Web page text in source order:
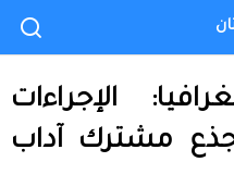
الإجراءات
– جذع مشترك آداب